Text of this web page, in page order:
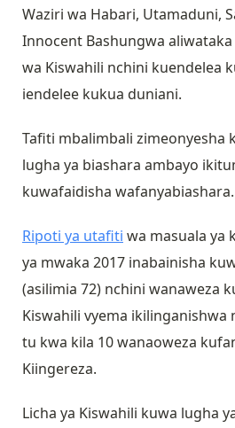
Waziri wa Habari, Utamaduni,
Innocent Bashungwa
wa Kiswahili nchini kuendelea
iendelee kukua duniani.
Tafiti mbalimbali zimeonyesha
lugha ya biashara ambayo
kuwafaidisha wafanyabiashara.
Ripoti ya utafiti wa masuala ya
ya mwaka 2017 inabainisha
(asilimia 72) nchini wanaweza
Kiswahili vyema
tu kwa kila 10 wanaoweza
Kiingereza.
Licha ya Kiswahili kuwa lugha